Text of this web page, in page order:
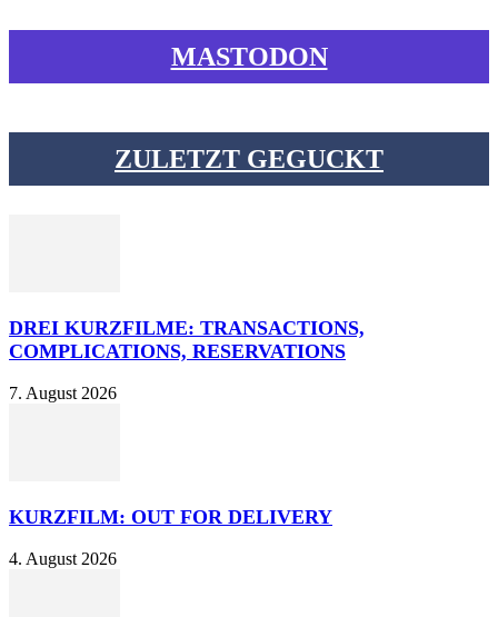
MASTODON
ZULETZT GEGUCKT
DREI KURZFILME: TRANSACTIONS,
COMPLICATIONS, RESERVATIONS
7. August 2026
KURZFILM: OUT FOR DELIVERY
4. August 2026